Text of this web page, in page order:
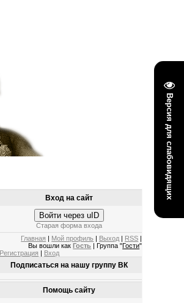
Версия для слабовидящих
Вход на сайт
Войти через uID
Старая форма входа
Главная
Мой профиль Выход RSS
Вы вошли как Гость | Группа "Гости"
Регистрация Вход
Подписаться на нашу группу ВК
Помощь сайту